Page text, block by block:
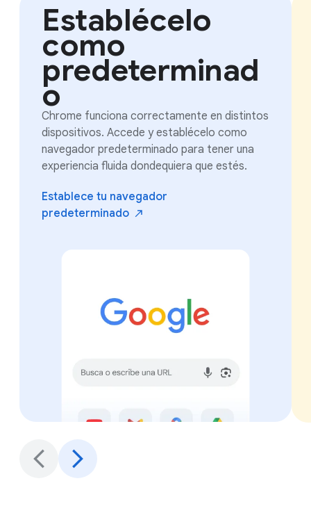
Establécelo
como
predeterminad
o
Chrome funciona correctamente en distintos
dispositivos. Accede y establécelo como
navegador predeterminado para tener una
experiencia fluida dondequiera que estés.
Establece tu navegador
predeterminado